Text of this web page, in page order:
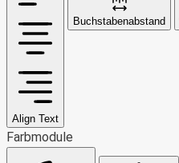
Align Text
Buchstabenabstand
Farbmodule